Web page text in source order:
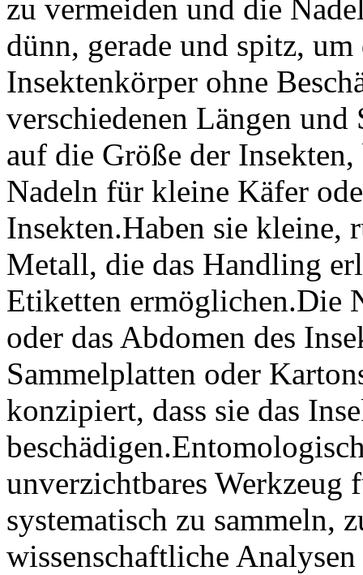
zu vermeiden und die
dünn, gerade und spitz,
Insektenkörper ohne
verschiedenen Längen
auf die Größe der
Nadeln für kleine Käfer
Insekten.Haben sie kleine,
Metall, die das Handling
Etiketten ermöglichen.Die
oder das Abdomen des
Sammelplatten oder
konzipiert, dass sie das
unverzichtbares Werkzeug
systematisch zu sammeln,
wissenschaftliche